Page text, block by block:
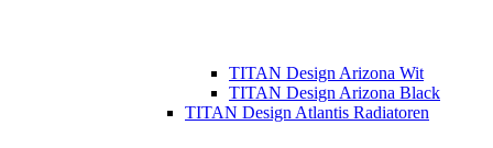
TITAN Design Arizona Wit
TITAN Design Arizona Black
TITAN Design Atlantis Radiatoren